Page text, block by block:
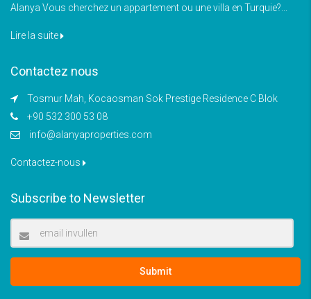
Alanya Vous cherchez un appartement ou une villa en Turquie?...
Lire la suite
Contactez nous
Tosmur Mah, Kocaosman Sok Prestige Residence C Blok
+90 532 300 53 08
info@alanyaproperties.com
Contactez-nous
Subscribe to Newsletter
Submit